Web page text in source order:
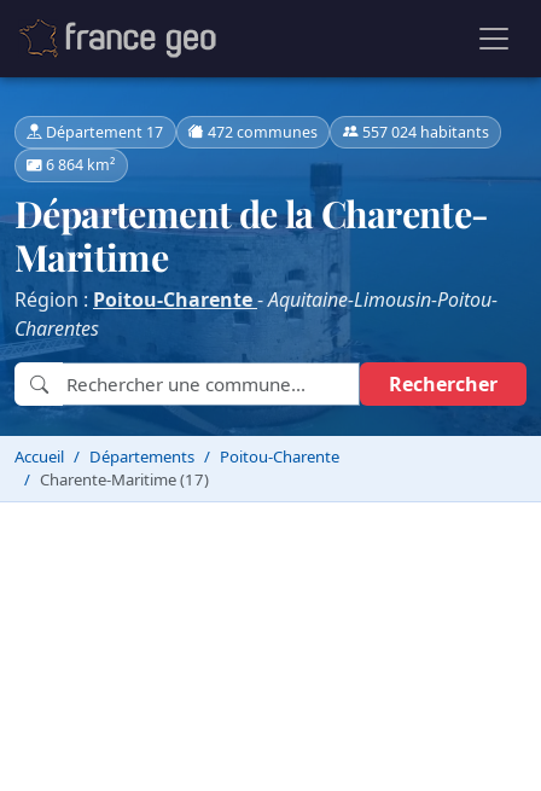
Département 17 472 communes
557 024 habitants
6 864 km²
Département de la Charente-
Maritime
Région : Poitou-Charente-Aquitaine-Limousin-Poitou-
Charentes
Rechercher
Accueil Départements
Poitou-Charente
Charente-Maritime (17)